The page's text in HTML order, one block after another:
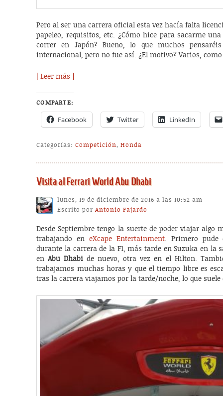
Pero al ser una carrera oficial esta vez hacía falta
papeleo, requisitos, etc. ¿Cómo hice para sacarme
correr en Japón? Bueno, lo que muchos
internacional, pero no fue así. ¿El motivo? Varios,
[ Leer más ]
COMPARTE:
Facebook Twitter LinkedIn
Categorías: Competición,Honda
Visita al Ferrari World Abu Dhabi
lunes, 19 de diciembre de 2016 a las 10:52 am
Escrito porAntonio Fajardo
Desde Septiembre tengo la suerte de poder viajar algo
trabajando en eXcape Entertainment. Primero pude
durante la carrera de la F1, más tarde en Suzuka en la
enAbu Dhabi de nuevo, otra vez en el Hilton.
trabajamos muchas horas y que el tiempo libre es
tras la carrera viajamos por la tarde/noche, lo que